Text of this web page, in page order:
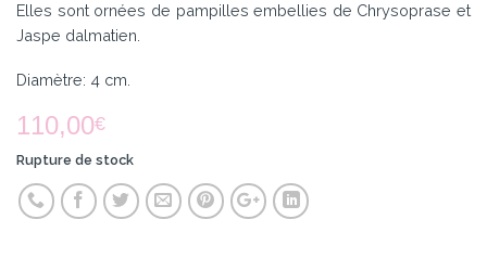
Elles sont ornées de pampilles embellies de Chrysoprase et
Jaspe dalmatien.
Diamètre: 4 cm.
110,00€
Rupture de stock